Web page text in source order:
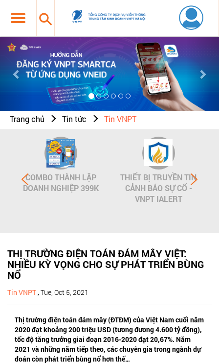
Previous
Trang chủ Tin tức Tin VNPT
COMBO THÀNH LẬP
DOANH NGHIỆP 399K
THIẾT BỊ TRUYỀN TIN
CẢNH BÁO SỰ CỐ -
VNPT IALERT
THỊ TRƯỜNG ĐIỆN TOÁN ĐÁM MÂY VIỆT:
NHIỀU KỲ VỌNG CHO SỰ PHÁT TRIỂN BÙNG
NỔ
Tin VNPT,Tue, Oct 5, 2021
Thị trường điện toán đám mây (ĐTĐM) của Việt Nam cuối năm
2020 đạt khoảng 200 triệu USD (tương đương 4.600 tỷ đồng),
tốc độ tăng trưởng giai đoạn 2016-2020 đạt 20,67%. Năm
2021 và những năm tiếp theo, các chuyên gia trong ngành dự
đoán còn phát triển bùng nổ hơn thế…